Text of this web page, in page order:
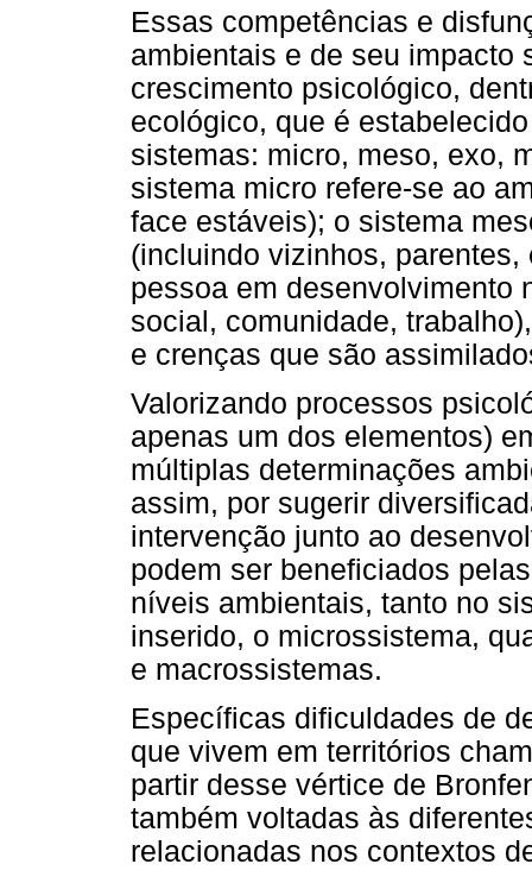
Essas competências e
ambientais e de seu impacto
crescimento psicológico,
ecológico, que é
sistemas: micro, meso, exo,
sistema micro refere-se ao
face estáveis); o sistema
(incluindo vizinhos,
pessoa em desenvolvimento
social, comunidade,
e crenças que são
Valorizando processos
apenas um dos elementos)
múltiplas determinações
assim, por sugerir
intervenção junto ao
podem ser beneficiados
níveis ambientais, tanto no
inserido, o microssistema,
e macrossistemas.
Específicas dificuldades de
que vivem em territórios
partir desse vértice de
também voltadas às
relacionadas nos contextos